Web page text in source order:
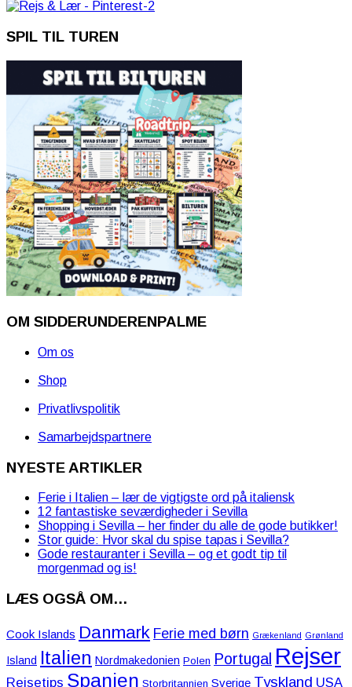
SPIL TIL TUREN
OM SIDDERUNDERENPALME
Om os
Shop
Privatlivspolitik
Samarbejdspartnere
NYESTE ARTIKLER
Ferie i Italien – lær de vigtigste ord på italiensk
12 fantastiske seværdigheder i Sevilla
Shopping i Sevilla – her finder du alle de gode butikker!
Stor guide: Hvor skal du spise tapas i Sevilla?
Gode restauranter i Sevilla – og et godt tip til
morgenmad og is!
LÆS OGSÅ OM…
Cook Islands Danmark Ferie med børn Grækenland Grønland
Island Italien Nordmakedonien Polen Portugal Rejser
Rejsetips Spanien Storbritannien Sverige Tyskland USA